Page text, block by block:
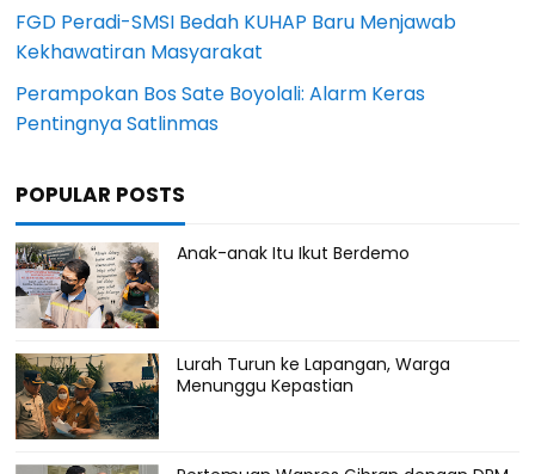
FGD Peradi-SMSI Bedah KUHAP Baru Menjawab
Kekhawatiran Masyarakat
Perampokan Bos Sate Boyolali: Alarm Keras
Pentingnya Satlinmas
POPULAR POSTS
Anak-anak Itu Ikut Berdemo
Lurah Turun ke Lapangan, Warga
Menunggu Kepastian